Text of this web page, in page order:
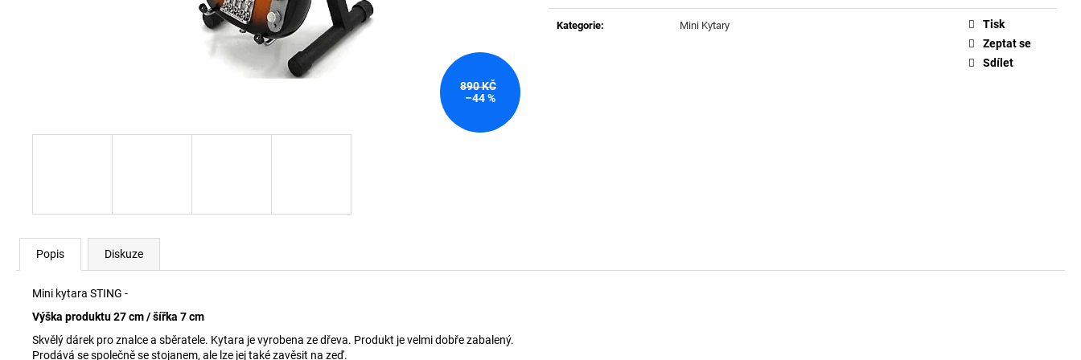
Měrná
cena:
Kategorie: Mini Kytary
Tisk
Zeptat se
Sdílet
890 KČ
–44 %
Popis Diskuze
Mini kytara STING -
Výška produktu 27 cm / šířka 7 cm
Skvělý dárek pro znalce a sběratele. Kytara je vyrobena ze dřeva. Produkt je velmi dobře zabalený.
Prodává se společně se stojanem, ale lze jej také zavěsit na zeď.